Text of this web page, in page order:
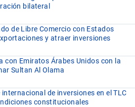
bilateral
de Libre Comercio con Estados
y atraer inversiones
con Emiratos Árabes Unidos con la
Sultan Al Olama
de inversiones en el TLC
constitucionales